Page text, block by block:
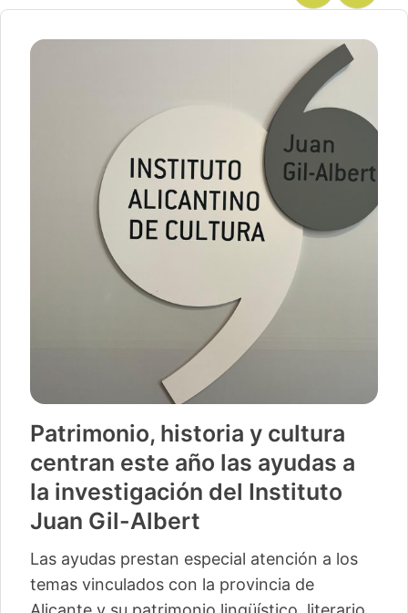
Patrimonio, historia y cultura
centran este año las ayudas a
la investigación del Instituto
Juan Gil-Albert
Las ayudas prestan especial atención a los
temas vinculados con la provincia de